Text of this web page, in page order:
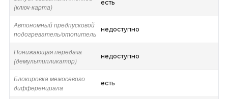
(ключ-карта)
есть
Автономный предпусковой
подогреватель/отопитель
недоступно
Понижающая передача
(демультипликатор)
недоступно
Блокировка межосевого
дифференциала
есть